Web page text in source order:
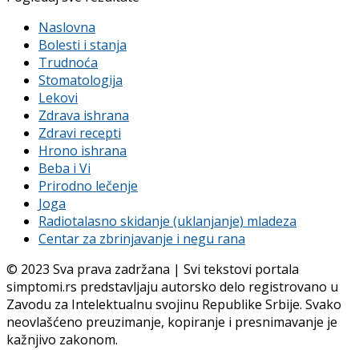
Naslovna
Bolesti i stanja
Trudnoća
Stomatologija
Lekovi
Zdrava ishrana
Zdravi recepti
Hrono ishrana
Beba i Vi
Prirodno lečenje
Joga
Radiotalasno skidanje (uklanjanje) mladeza
Centar za zbrinjavanje i negu rana
© 2023 Sva prava zadržana | Svi tekstovi portala
simptomi.rs predstavljaju autorsko delo registrovano u
Zavodu za Intelektualnu svojinu Republike Srbije. Svako
neovlašćeno preuzimanje, kopiranje i presnimavanje je
kažnjivo zakonom.